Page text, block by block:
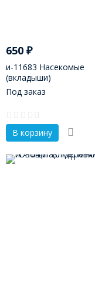
650 ₽
и-11683 Насекомые
(вкладыши)
Под заказ
В корзину